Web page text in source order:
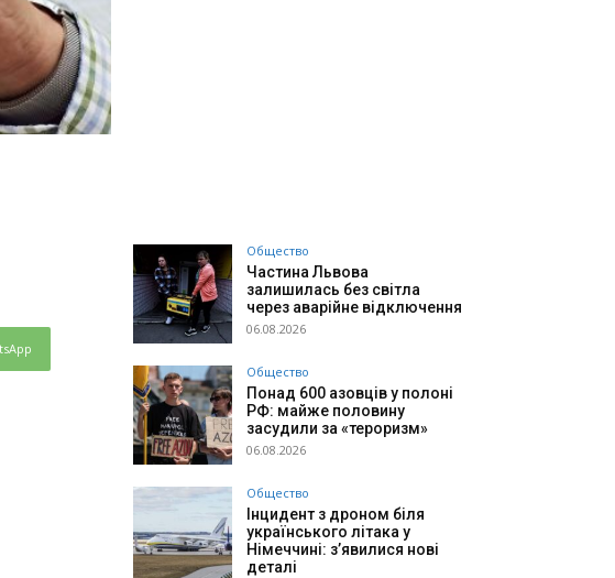
Общество
Частина Львова
залишилась без світла
через аварійне відключення
06.08.2026
Общество
Понад 600 азовців у полоні
РФ: майже половину
засудили за «тероризм»
06.08.2026
Общество
Інцидент з дроном біля
українського літака у
Німеччині: з’явилися нові
деталі